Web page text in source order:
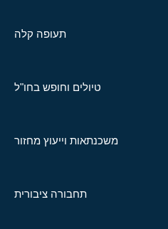
תעופה קלה
טיולים וחופש בחו"ל
משכנתאות וייעוץ מחזור
תחבורה ציבורית